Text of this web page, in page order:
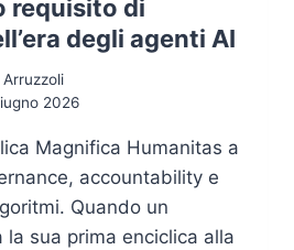
requisito di
degli agenti AI
2026
Magnifica Humanitas a
accountability e
Quando un
sua prima enciclica alla